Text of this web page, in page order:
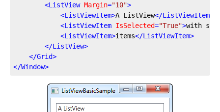
<ListView Margin="10">
<ListViewItem>A ListView</ListViewItem>
<ListViewItem IsSelected="True">with
<ListViewItem>items</ListViewItem>
</ListView>
</Grid>
</Window>